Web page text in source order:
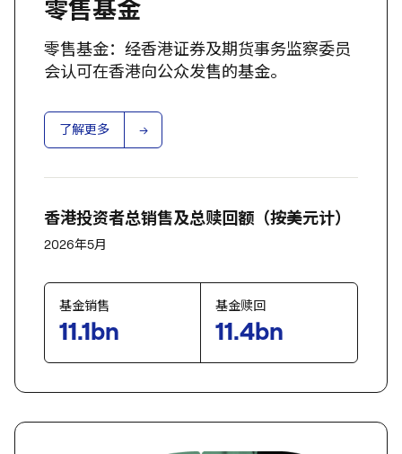
零售基金
零售基金：经香港证券及期货事务监察委员
会认可在香港向公众发售的基金。
了解更多
香港投资者总销售及总赎回额（按美元计）
2026年5月
基金销售
11.1bn
基金赎回
11.4bn